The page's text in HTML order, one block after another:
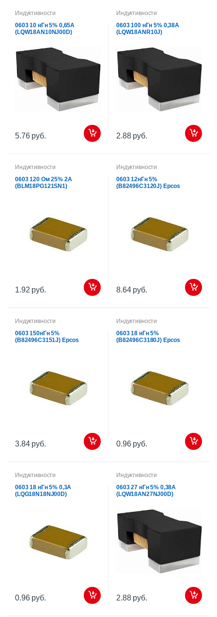
Индуктивности
0603 10 нГн 5% 0,65А
(LQW18AN10NJ00D)
5.76 руб.
Индуктивности
0603 100 нГн 5% 0,38А
(LQW18ANR10J)
2.88 руб.
Индуктивности
0603 120 Ом 25% 2А
(BLM18PG121SN1)
1.92 руб.
Индуктивности
0603 12нГн 5%
(B82496C3120J) Epcos
8.64 руб.
Индуктивности
0603 150нГн 5%
(B82496C3151J) Epcos
3.84 руб.
Индуктивности
0603 18 нГн 5%
(B82496C3180J) Epcos
0.96 руб.
Индуктивности
0603 18 нГн 5% 0,3А
(LQG18N18NJ00D)
0.96 руб.
Индуктивности
0603 27 нГн 5% 0,38А
(LQW18AN27NJ00D)
2.88 руб.